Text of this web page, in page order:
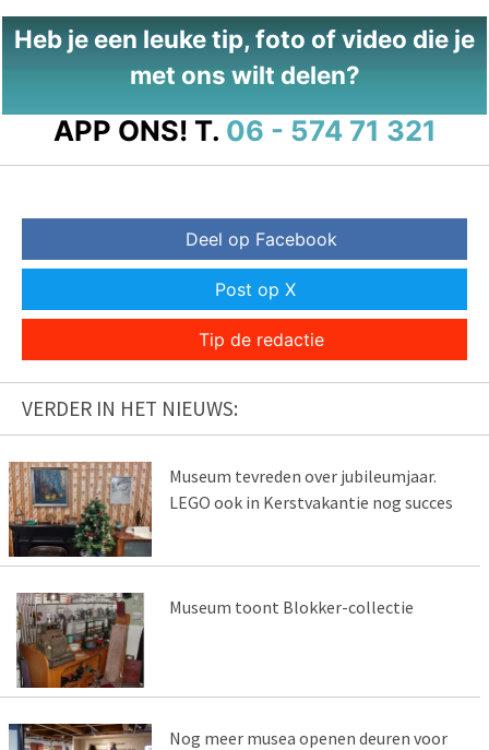
Heb je een leuke tip, foto of video die je
met ons wilt delen?
APP ONS! T. 06 - 574 71 321
Deel op Facebook
Post op X
Tip de redactie
VERDER IN HET NIEUWS:
Museum tevreden over jubileumjaar.
LEGO ook in Kerstvakantie nog succes
Museum toont Blokker-collectie
Nog meer musea openen deuren voor